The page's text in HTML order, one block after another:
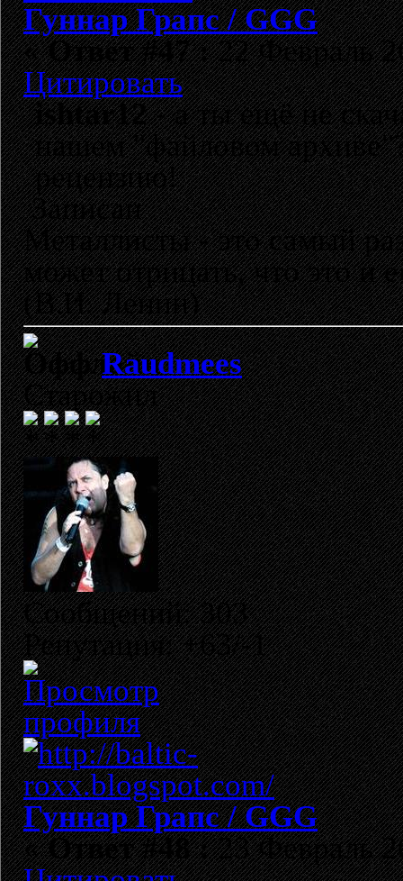
Гуннар Грапс / GGG
«Ответ #47 :22 Февраль
Цитировать
ishtar12- а ты ещё не
нашем "файловом
рецензию!
Записан
Металлисты - это самый
может отрицать, что это и
(В.И. Ленин)
Raudmees
Старожил
Сообщений: 303
Репутация: +63/-1
Гуннар Грапс / GGG
«Ответ #48 :23 Февраль